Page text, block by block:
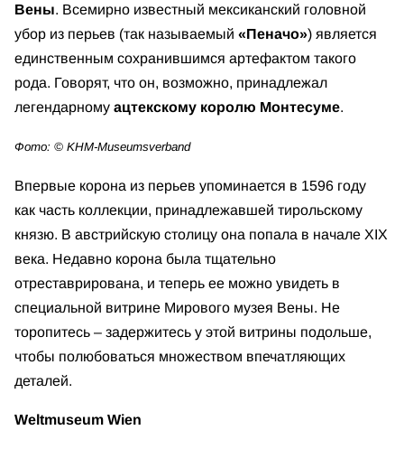
Вены. Всемирно известный мексиканский головной
убор из перьев (так называемый «Пеначо») является
единственным сохранившимся артефактом такого
рода. Говорят, что он, возможно, принадлежал
легендарному ацтекскому королю Монтесуме.
Фото: © KHM-Museumsverband
Впервые корона из перьев упоминается в 1596 году
как часть коллекции, принадлежавшей тирольскому
князю. В австрийскую столицу она попала в начале XIX
века. Недавно корона была тщательно
отреставрирована, и теперь ее можно увидеть в
специальной витрине Мирового музея Вены. Не
торопитесь – задержитесь у этой витрины подольше,
чтобы полюбоваться множеством впечатляющих
деталей.
Weltmuseum Wien